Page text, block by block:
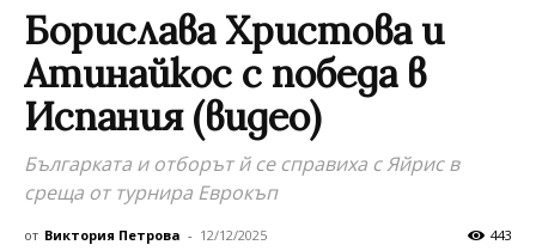
Борислава Христова и
Атинайкос с победа в
Испания (видео)
Българката и отборът й се справиха с Яйрис в
среща от турнира Еврокъп
от Виктория Петрова - 12/12/2025 443